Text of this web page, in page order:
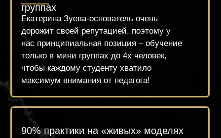
комфортно и ощутите сервис высокого
уровня.
Предоставляем поддержку всем студентам
после обучения, добавляя в чаты
знаний. И всегда остаёмся на связи!
Гибкий график обучения
Группы выходного дня, вечернее